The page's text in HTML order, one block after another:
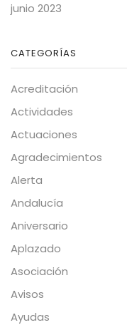
junio 2023
CATEGORÍAS
Acreditación
Actividades
Actuaciones
Agradecimientos
Alerta
Andalucía
Aniversario
Aplazado
Asociación
Avisos
Ayudas